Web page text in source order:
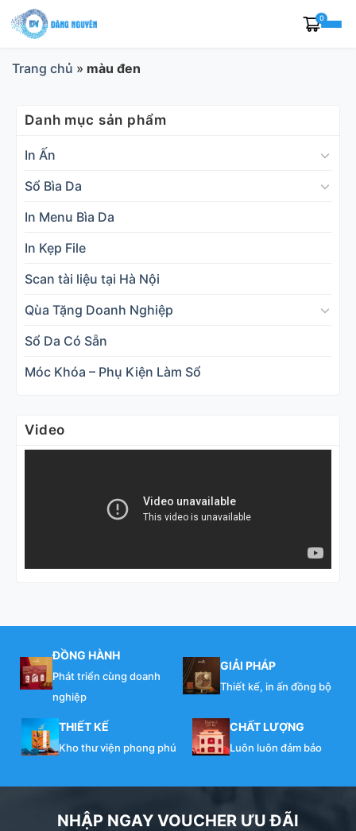
Skip
to
0
Trang chủ » màu đen
Danh mục sản phẩm
In Ấn
Sổ Bìa Da
In Menu Bìa Da
In Kẹp File
Scan tài liệu tại Hà Nội
Qùa Tặng Doanh Nghiệp
Sổ Da Có Sẵn
Móc Khóa – Phụ Kiện Làm Sổ
Video
ĐỒNG HÀNH
Phát triển cùng doanh
nghiệp
GIẢI PHÁP
Thiết kế, in ấn đồng bộ
THIẾT KẾ
Kho thư viện phong phú
CHẤT LƯỢNG
Luôn luôn đảm bảo
NHẬP NGAY VOUCHER ƯU ĐÃI